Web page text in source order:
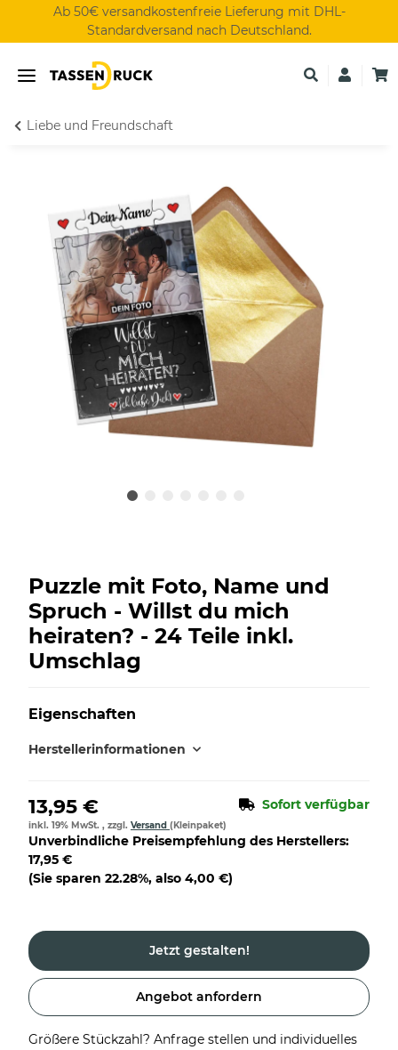
Ab 50€ versandkostenfreie Lieferung mit DHL-
Standardversand nach Deutschland.
Liebe und Freundschaft
Puzzle mit Foto, Name und
Spruch - Willst du mich
heiraten? - 24 Teile inkl.
Umschlag
Eigenschaften
Herstellerinformationen
13,95 € Sofort verfügbar
inkl. 19% MwSt. , zzgl. Versand (Kleinpaket)
Unverbindliche Preisempfehlung des Herstellers:
17,95 €
(Sie sparen 22.28%, also 4,00 €)
Jetzt gestalten!
Angebot anfordern
Größere Stückzahl? Anfrage stellen und individuelles